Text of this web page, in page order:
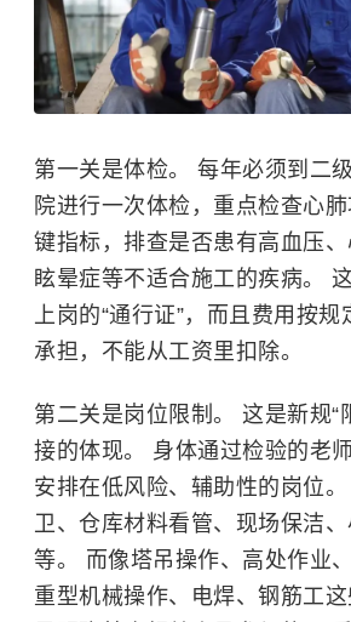
第一关是体检。 每年必须到二
院进行一次体检，重点检查心
键指标，排查是否患有高血压、
眩晕症等不适合施工的疾病。
上岗的“通行证”，而且费用按
承担，不能从工资里扣除。
第二关是岗位限制。 这是新规“
接的体现。 身体通过检验的老
安排在低风险、辅助性的岗位
卫、仓库材料看管、现场保洁
等。 而像塔吊操作、 高处作业
重型机械操作、电焊、钢筋工这